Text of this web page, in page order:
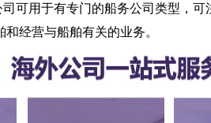
可用于有专门的船务公司类型，
经营与船舶有关的业务。